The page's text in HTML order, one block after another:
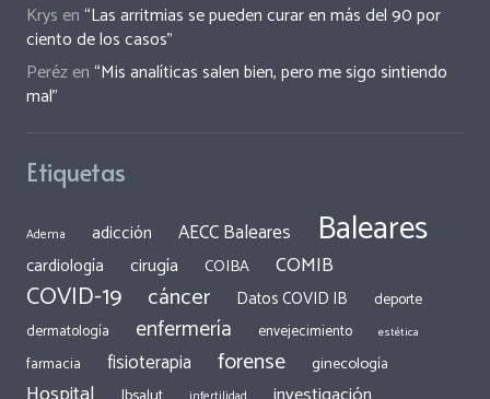
Krys en“Las arritmias se pueden curar en más del 90 por
ciento de los casos”
Perézen“Mis analíticas salen bien, pero me sigo sintiendo
mal”
Etiquetas
Adema adicción AECC Baleares Baleares
cardiología cirugía COIBA COMIB
COVID-19 cáncer Datos COVID IB
deporte
dermatología
enfermería envejecimiento estética
farmacia fisioterapia forense ginecología